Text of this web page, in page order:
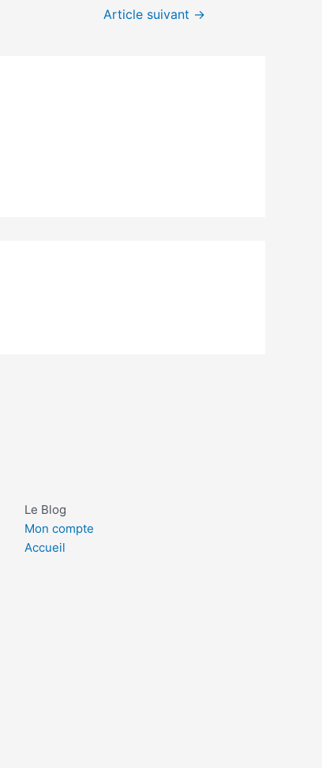
Article suivant →
Le Blog
Mon compte
Accueil